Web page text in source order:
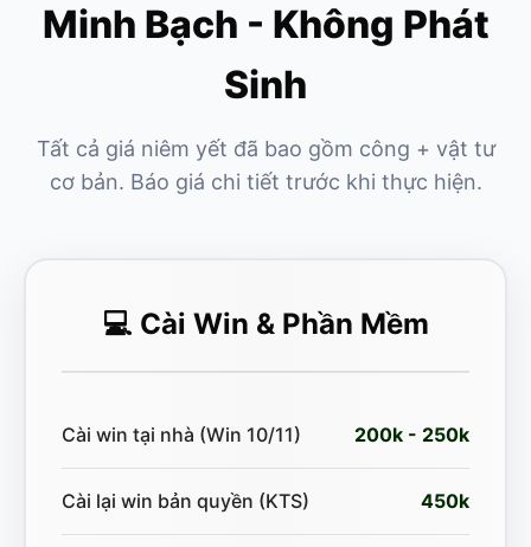
Minh Bạch - Không Phát
Sinh
Tất cả giá niêm yết đã bao gồm công + vật tư
cơ bản. Báo giá chi tiết trước khi thực hiện.
💻 Cài Win & Phần Mềm
Cài win tại nhà (Win 10/11) 200k - 250k
Cài lại win bản quyền (KTS) 450k